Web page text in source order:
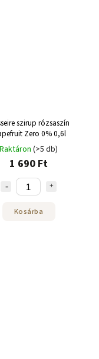
szirup rózsaszín
Zero 0% 0,6l
Raktáron (>5 db)
1 690 Ft
Kosárba